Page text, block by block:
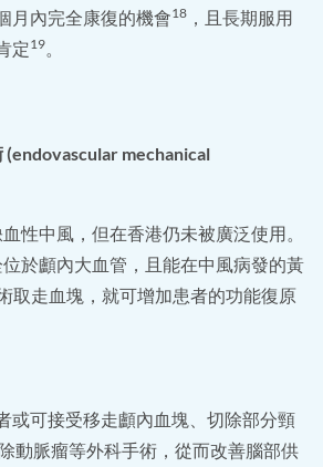
月內完全康復的機會18
，且長期服用
定19
(endovascular mechanical
性中風，但在香港仍未被廣泛使用。
於顱內大血管，且能在中風病發的黃
取走血塊，就可增加患者的功能復原
或可接受移走顱內血塊、切除部分頸
動脈瘤等外科手術，從而改善腦部供